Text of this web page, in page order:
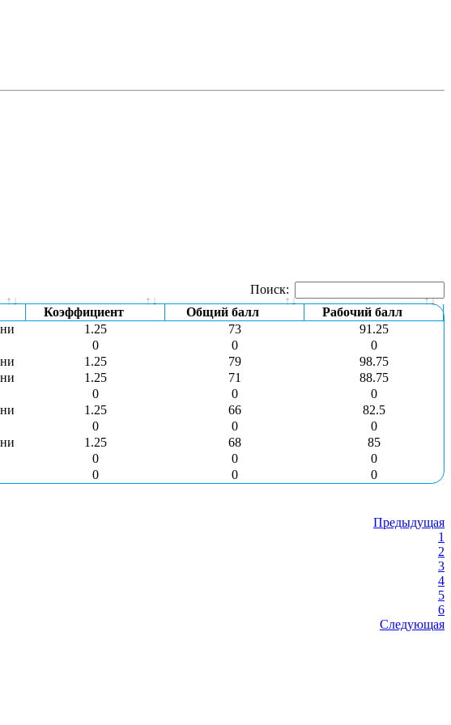
Поиск:
Коэффициент Общий балл
Рабочий балл
1.25 73
91.25
0 0
0
1.25 79
98.75
1.25 71
88.75
0 0
0
1.25 66
82.5
0 0
0
1.25 68
85
0 0
0
0 0 0
Предыдущая
1
2
3
4
5
6
Следующая